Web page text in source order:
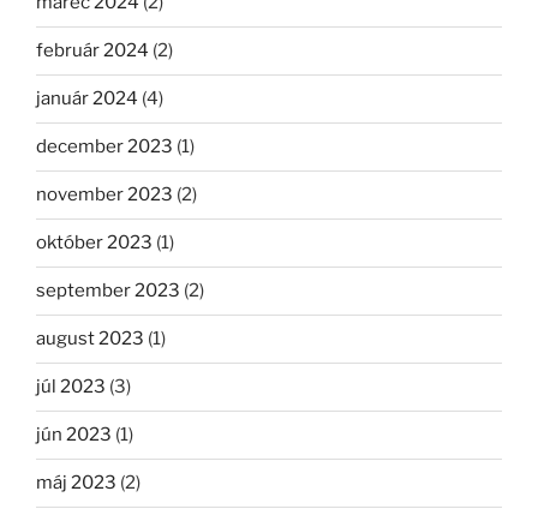
február 2024 (2)
január 2024 (4)
december 2023 (1)
november 2023 (2)
október 2023 (1)
september 2023 (2)
august 2023 (1)
júl 2023 (3)
jún 2023 (1)
máj 2023 (2)